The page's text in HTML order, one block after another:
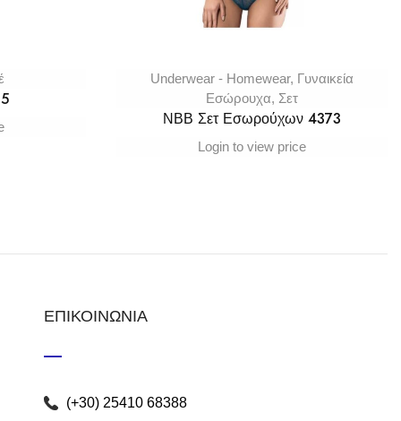
Underwear - Homewear, Γυναικεία
Εσώρουχα, Σετ
ΝΒΒ Σετ Εσωρούχων 4373
Login to view price
ΕΠΙΚΟΙΝΩΝΙΑ
(+30) 25410 68388